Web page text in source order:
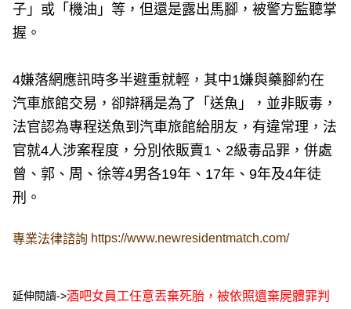
子」或「機油」等，但還是露出馬腳，被警方監聽掌
握。
4嫌落網應訊時多半避重就輕，其中1嫌與藥腳約在
汽車旅館交易，卻辯稱是為了「送魚」，並非販毒，
法官認為專程送魚到汽車旅館給朋友，有違常理，法
官就4人涉案程度，分別依販賣1、2級毒品罪，併處
曾、郭、周、徐等4男各19年、17年、9年及4年徒
刑。
專業法律諮詢 https://www.newresidentmatch.com/
延伸閱讀->酒吧女員工任意丟棄死胎，被依照遺棄屍體罪判